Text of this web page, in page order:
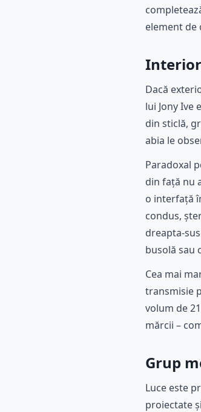
element de
Dacă
lui Jony Ive
din sticlă,
abia le
Paradoxal
din față nu
o interfață
condus,
dreapta-
busolă sau
Cea mai
transmisie
volum de
mărcii –
Grup
Luce este
proiectate